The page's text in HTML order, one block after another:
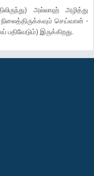
அல்லாஹ் அழித்து
செய்வான் -
பதிவேடும்) இருக்கிறது.